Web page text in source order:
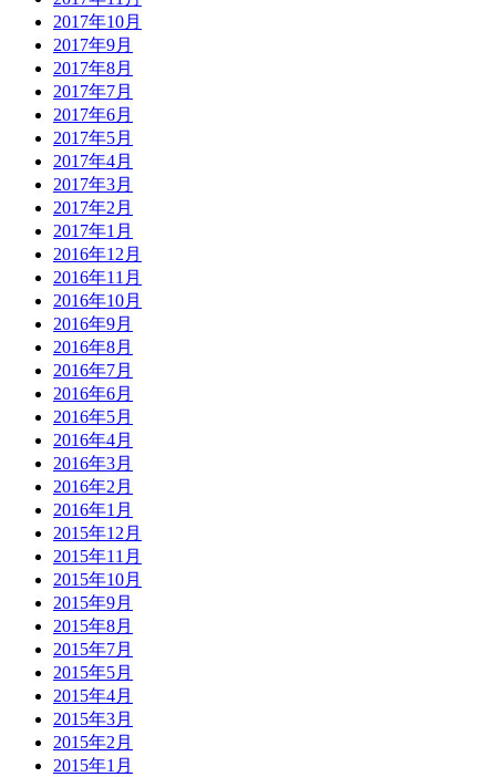
2017年10月
2017年9月
2017年8月
2017年7月
2017年6月
2017年5月
2017年4月
2017年3月
2017年2月
2017年1月
2016年12月
2016年11月
2016年10月
2016年9月
2016年8月
2016年7月
2016年6月
2016年5月
2016年4月
2016年3月
2016年2月
2016年1月
2015年12月
2015年11月
2015年10月
2015年9月
2015年8月
2015年7月
2015年5月
2015年4月
2015年3月
2015年2月
2015年1月